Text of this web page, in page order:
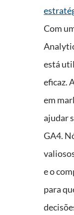
Com
está
eficaz.
em
ajudar
GA4.
e o
para